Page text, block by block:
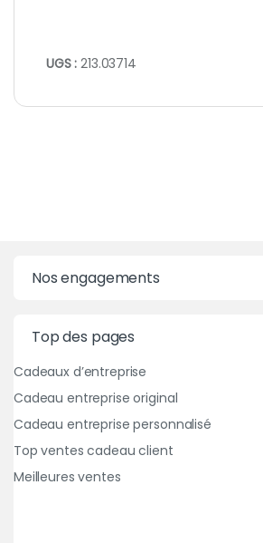
UGS :213.03714
Nos engagements
Top des pages
Cadeaux d’entreprise
Cadeau entreprise original
Cadeau entreprise personnalisé
Top ventes cadeau client
Meilleures ventes